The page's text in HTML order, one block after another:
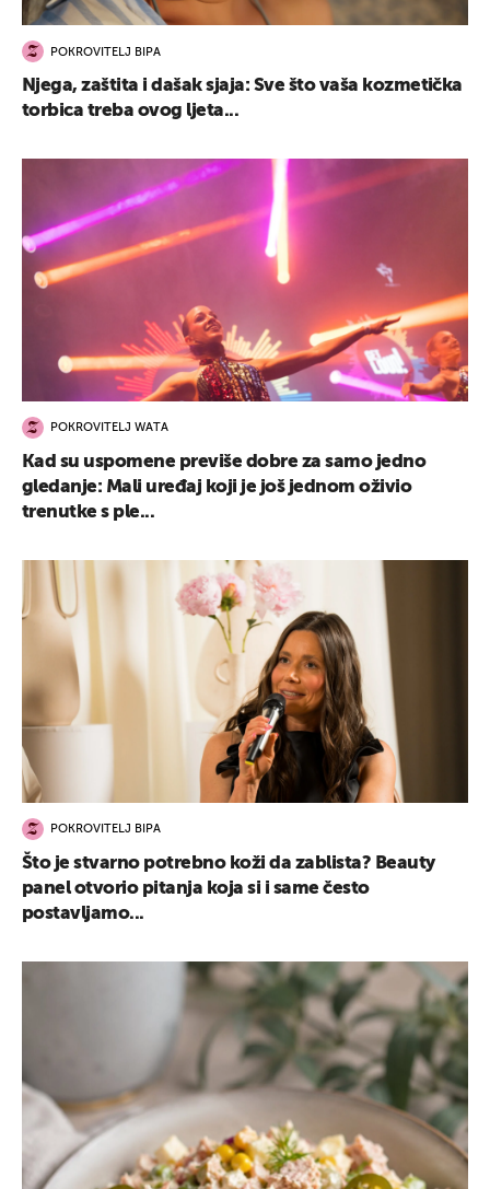
POKROVITELJ BIPA
Njega, zaštita i dašak sjaja: Sve što vaša kozmetička
torbica treba ovog ljeta...
POKROVITELJ WATA
Kad su uspomene previše dobre za samo jedno
gledanje: Mali uređaj koji je još jednom oživio
trenutke s ple...
POKROVITELJ BIPA
Što je stvarno potrebno koži da zablista? Beauty
panel otvorio pitanja koja si i same često
postavljamo...